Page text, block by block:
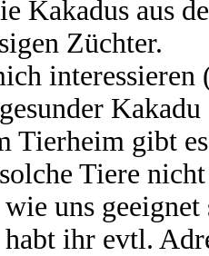
Kakadus aus
Züchter.
Tierheim gibt
Tiere
uns geeignet
ihr evtl.